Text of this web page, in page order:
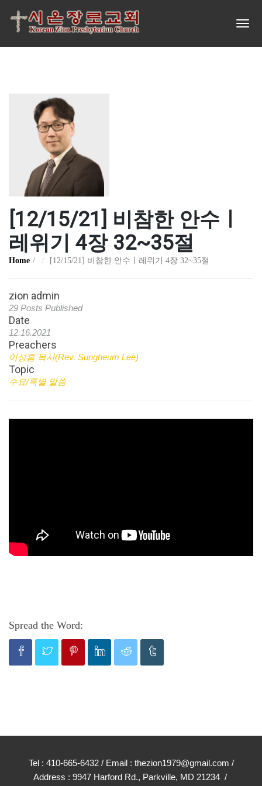
[12/15/21] 비참한 안수ㅣ
레위기 4장 32~35절
Home [12/15/21] 비참한 안수ㅣ레위기 4장 32~35절
zion admin
29 Posts Published
Date
12.16.2021
Preachers
이성흠 목사(Rev. Sungheum Lee)
Topic
수요/특별 말씀
Spread the Word:
Tel : 410-665-6432 / Email : thezion1979@gmail.com /
Address : 9947 Harford Rd., Parkville, MD 21234 /